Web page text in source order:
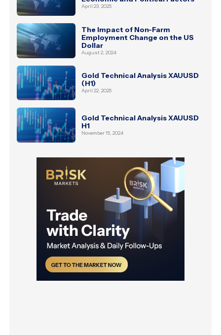
April 23, 2025
The Impact of Non-Farm
Employment Change on the US
Dollar
August 2, 2024
Gold Technical Analysis XAUUSD
(H1)
April 22, 2025
Gold Technical Analysis XAUUSD
H1
November 15, 2024